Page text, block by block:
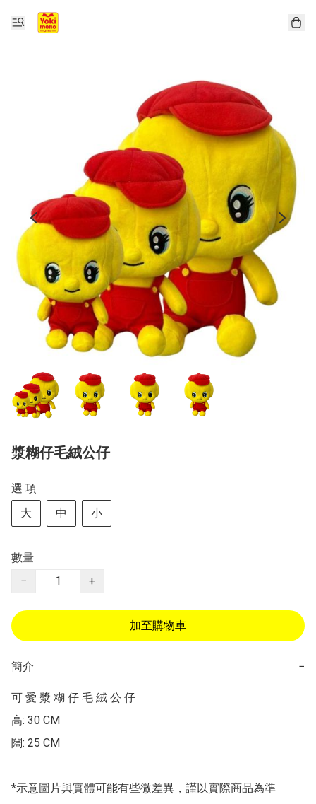
漿糊仔毛絨公仔
選 項
大
中 小
數量
−
+
加至購物車
簡介 −
可 愛 漿 糊 仔 毛 絨 公 仔
高: 30 CM
闊: 25 CM
*示意圖片與實體可能有些微差異，謹以實際商品為準